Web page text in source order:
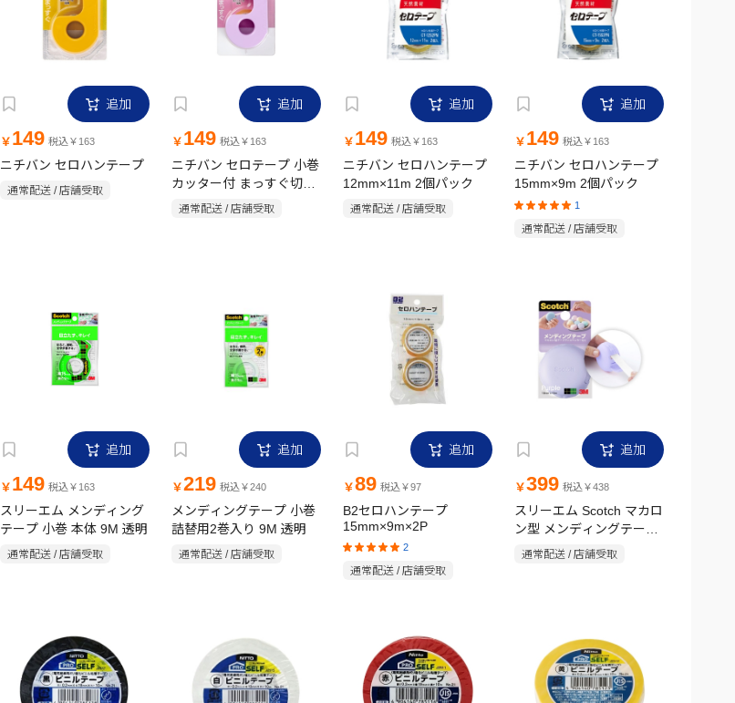
追加
￥ 149 税込￥163
ニチバン セロハンテープ
通常配送 / 店舗受取
追加
￥ 149 税込￥163
ニチバン セロテープ 小巻
カッター付 まっすぐ切れ
るタイプ 18mm×8m パウ
通常配送 / 店舗受取
追加
￥ 149 税込￥163
ニチバン セロハンテープ
12mm×11m 2個パック
通常配送 / 店舗受取
追加
￥ 149 税込￥163
ニチバン セロハンテープ
15mm×9m 2個パック
1
通常配送 / 店舗受取
追加
￥ 149 税込￥163
スリーエム メンディング
テープ 小巻 本体 9M 透明
通常配送 / 店舗受取
追加
￥219 税込￥240
メンディングテープ 小巻
詰替用2巻入り 9M 透明
通常配送 / 店舗受取
追加
￥89 税込￥97
B2セロハンテープ
15mm×9m×2P
2
通常配送 / 店舗受取
追加
￥399 税込￥438
スリーエム Scotch マカロ
ン型 メンディングテープ
ディスペンサー付き パー
通常配送 / 店舗受取